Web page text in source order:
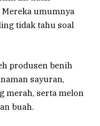
umumnya
tidak tahu soal
produsen benih
sayuran,
merah, serta melon
buah.